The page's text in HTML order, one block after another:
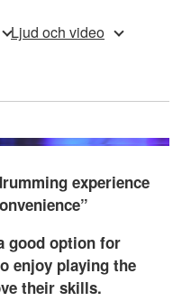
Ljud och video
experience
good option for
enjoy playing the
their skills.